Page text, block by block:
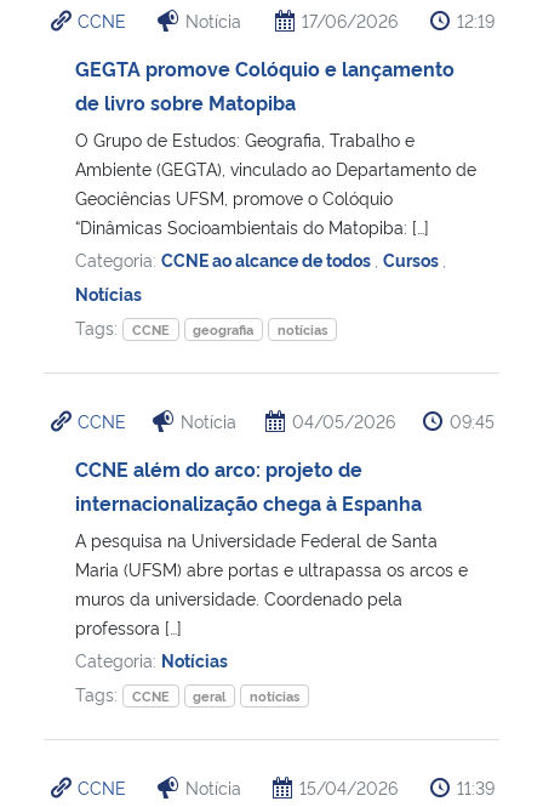
Ministério da Cidadania
Ministério de Minas e Energia
Ministério da Ciência, Tecnologia, Inovações e Comunicações
Ministério do Meio Ambiente
Ministério do Turismo
Ministério do Desenvolvimento Regional
Controladoria-Geral da União
Ministério da Mulher, da Família e dos Direitos Humanos
Secretaria-Geral
Secretaria de Governo
Advocacia-Geral da União
CCNE Notícia 17/06/2026 12:19
GEGTA promove Colóquio e lançamento
de livro sobre Matopiba
O Grupo de Estudos: Geografia, Trabalho e
Ambiente (GEGTA), vinculado ao Departamento de
Geociências UFSM, promove o Colóquio
“Dinâmicas Socioambientais do Matopiba: […]
Categoria: CCNE ao alcance de todos Cursos
Notícias
Tags:
CCNE geografia notícias
CCNE Notícia 04/05/2026 09:45
CCNE além do arco: projeto de
internacionalização chega à Espanha
A pesquisa na Universidade Federal de Santa
Maria (UFSM) abre portas e ultrapassa os arcos e
muros da universidade. Coordenado pela
professora […]
Categoria: Notícias
Tags:
CCNE geral notícias
CCNE Notícia 15/04/2026 11:39